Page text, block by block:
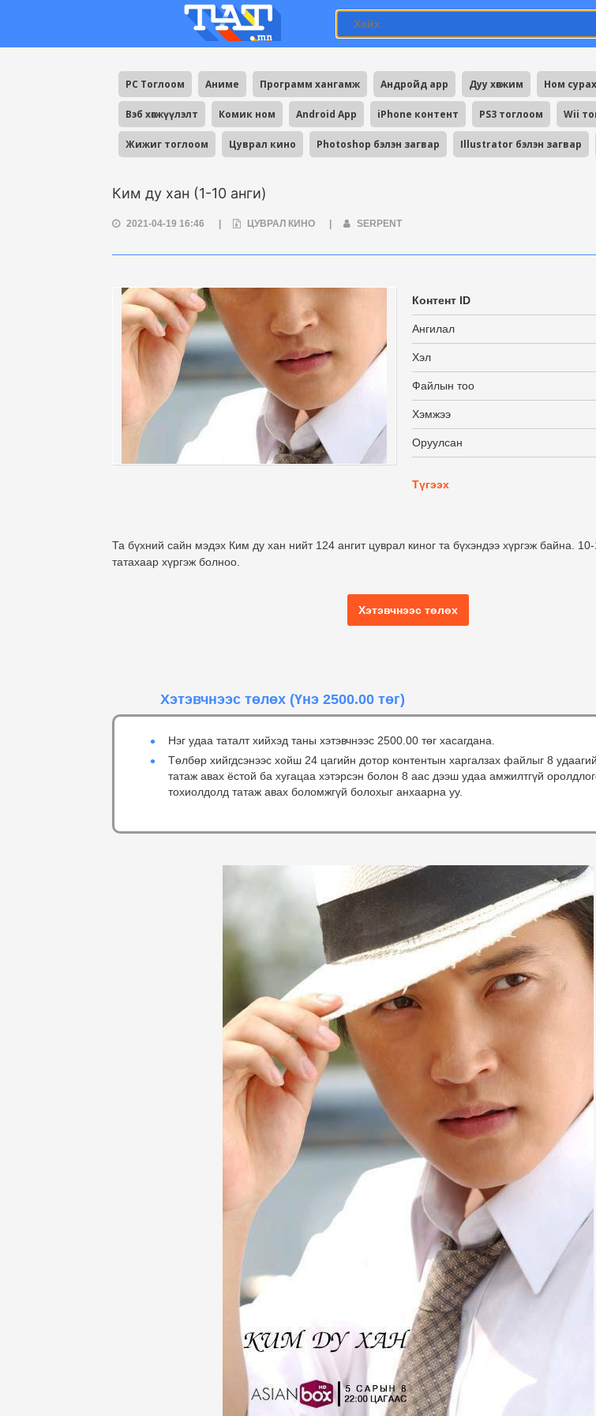
PC Тоглоом Аниме Программ хангамж Андройд app Дуу хөгжим Ном
Вэб хөгжүүлэлт Комик ном Android App iPhone контент PS3 тоглоом Wii
Жижиг тоглоом Цуврал кино Photoshop бэлэн загвар Illustrator бэлэн загвар
Ким ду хан (1-10 анги)
2021-04-19 16:46 ЦУВРАЛ КИНО SERPENT
Контент ID
Ангилал
Хэл
Файлын тоо
Хэмжээ
Оруулсан
Түгээх
Та бүхний сайн мэдэх Ким ду хан нийт 124 ангит цуврал киног та бүхэндээ хүргэж байна.
татахаар хүргэж болноо.
Хэтэвчнээс төлөх
Хэтэвчнээс төлөх (Үнэ 2500.00 төг)
Нэг удаа таталт хийхэд таны хэтэвчнээс 2500.00 төг хасагдана.
Төлбөр хийгдсэнээс хойш 24 цагийн дотор контентын харгалзах файлыг 8
татаж авах ёстой ба хугацаа хэтэрсэн болон 8 аас дээш удаа амжилтгүй
тохиолдолд татаж авах боломжгүй болохыг анхаарна уу.